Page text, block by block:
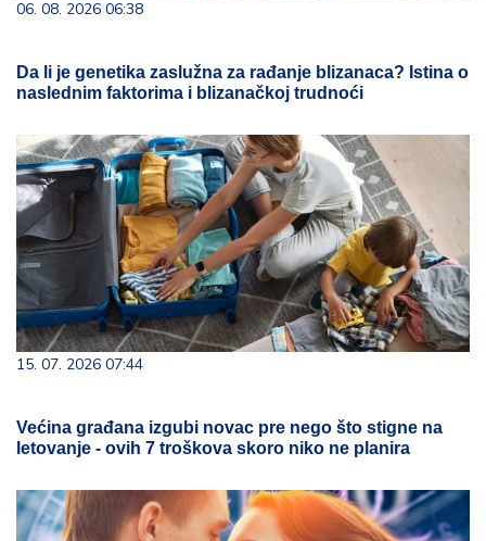
06. 08. 2026 06:38
Da li je genetika zaslužna za rađanje blizanaca? Istina o
naslednim faktorima i blizanačkoj trudnoći
15. 07. 2026 07:44
Većina građana izgubi novac pre nego što stigne na
letovanje - ovih 7 troškova skoro niko ne planira